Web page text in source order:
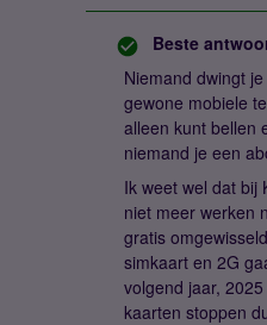
Beste
Niemand dwingt
gewone mobiele
alleen kunt bellen
niemand je een
Ik weet wel dat bij
niet meer werken
gratis
simkaart en 2G
volgend jaar,
kaarten stoppen